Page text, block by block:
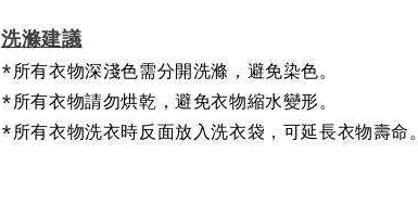
洗滌建議
*所有衣物深淺色需分開洗滌，避免染色。
*所有衣物請勿烘乾，避免衣物縮水變形。
*所有衣物洗衣時反面放入洗衣袋，可延長衣物壽命。